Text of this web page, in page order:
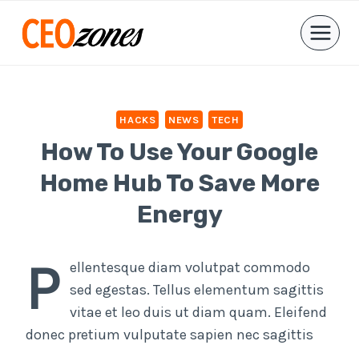
HACKS NEWS TECH
How To Use Your Google
Home Hub To Save More
Energy
P ellentesque diam volutpat commodo
sed egestas. Tellus elementum sagittis
vitae et leo duis ut diam quam. Eleifend
donec pretium vulputate sapien nec sagittis